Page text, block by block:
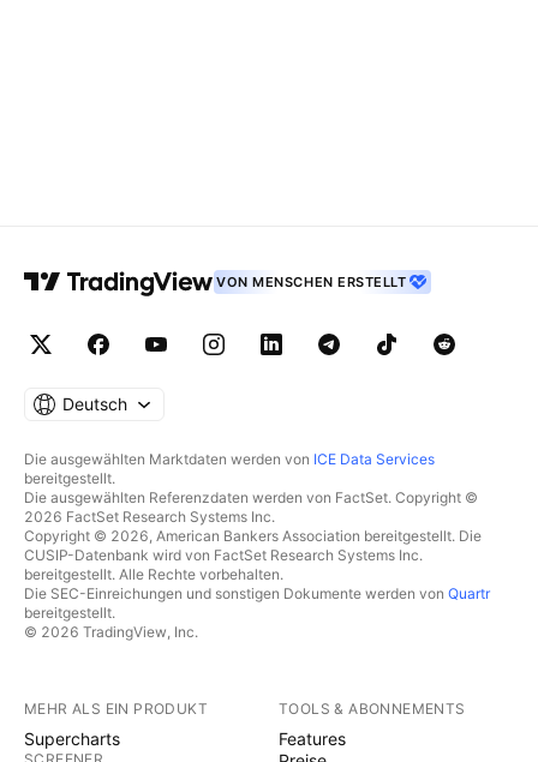
VON MENSCHEN ERSTELLT
Deutsch
Die ausgewählten Marktdaten werden von ICE Data Services
bereitgestellt.
Die ausgewählten Referenzdaten werden von FactSet. Copyright ©
2026 FactSet Research Systems Inc.
Copyright © 2026, American Bankers Association bereitgestellt. Die
CUSIP-Datenbank wird von FactSet Research Systems Inc.
bereitgestellt. Alle Rechte vorbehalten.
Die SEC-Einreichungen und sonstigen Dokumente werden von Quartr
bereitgestellt.
© 2026 TradingView, Inc.
MEHR ALS EIN PRODUKT
Supercharts
TOOLS & ABONNEMENTS
Features